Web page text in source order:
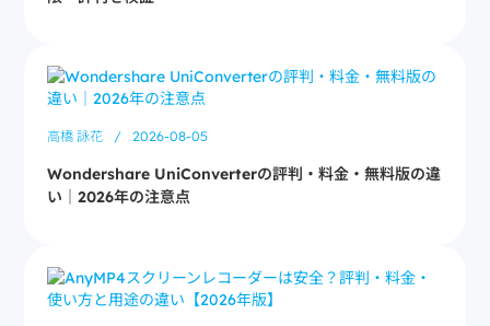
高橋 詠花 / 2026-08-05
Wondershare UniConverterの評判・料金・無料版の違
い｜2026年の注意点